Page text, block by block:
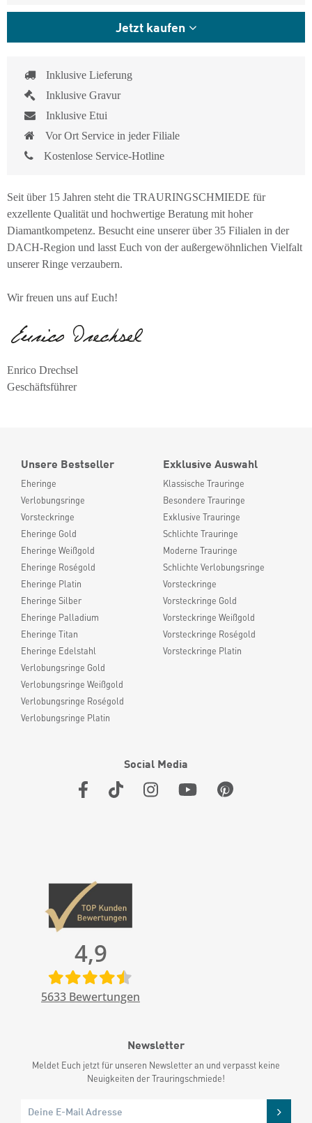
Jetzt kaufen
Inklusive Lieferung
Inklusive Gravur
Inklusive Etui
Vor Ort Service in jeder Filiale
Kostenlose Service-Hotline
Seit über 15 Jahren steht die TRAURINGSCHMIEDE für
exzellente Qualität und hochwertige Beratung mit hoher
Diamantkompetenz. Besucht eine unserer über 35 Filialen in der
DACH-Region und lasst Euch von der außergewöhnlichen Vielfalt
unserer Ringe verzaubern.
Wir freuen uns auf Euch!
Enrico Drechsel
Geschäftsführer
Unsere Bestseller
Eheringe
Verlobungsringe
Vorsteckringe
Eheringe Gold
Eheringe Weißgold
Eheringe Roségold
Eheringe Platin
Eheringe Silber
Eheringe Palladium
Eheringe Titan
Eheringe Edelstahl
Verlobungsringe Gold
Verlobungsringe Weißgold
Verlobungsringe Roségold
Verlobungsringe Platin
Exklusive Auswahl
Klassische Trauringe
Besondere Trauringe
Exklusive Trauringe
Schlichte Trauringe
Moderne Trauringe
Schlichte Verlobungsringe
Vorsteckringe
Vorsteckringe Gold
Vorsteckringe Weißgold
Vorsteckringe Roségold
Vorsteckringe Platin
Social Media
4,9
5633 Bewertungen
Newsletter
Meldet Euch jetzt für unseren Newsletter an und verpasst keine
Neuigkeiten der Trauringschmiede!